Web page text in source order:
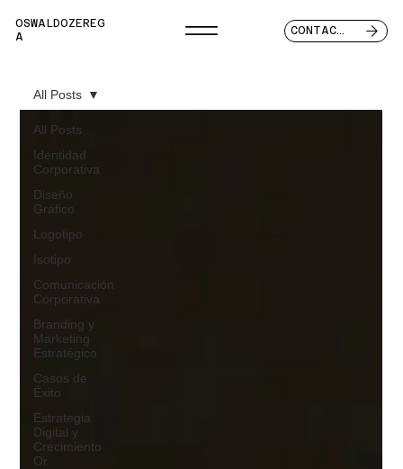
OSWALDOZEREG
A
CONTACTO
All Posts
Identidad
Corporativa
Diseño
Gráfico
Logotipo
Isotipo
Comunicación
Corporativa
Branding y
Marketing
Estratégico
Casos de
Éxito
Estrategia
Digital y
Crecimiento
Or
All Posts